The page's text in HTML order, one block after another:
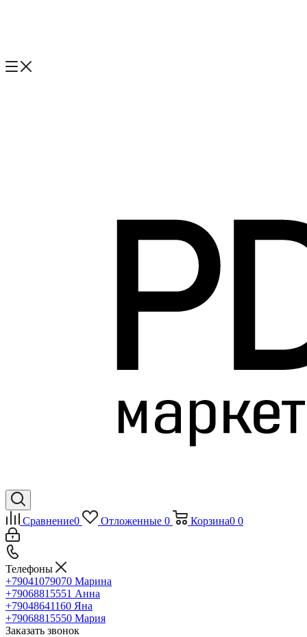
Сравнение0 Отложенные 0 Корзина0 0
Телефоны
+79041079070 Марина
+79068815551 Анна
+79048641160 Яна
+79068815550 Мария
Заказать звонок